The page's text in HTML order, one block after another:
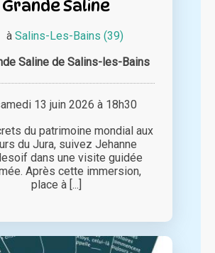
Grande Saline
Salins-Les-Bains (39)
Saline de Salins-les-Bains
13 juin 2026 à 18h30
du patrimoine mondial aux
du Jura, suivez Jehanne
dans une visite guidée
Après cette immersion,
place à [...]